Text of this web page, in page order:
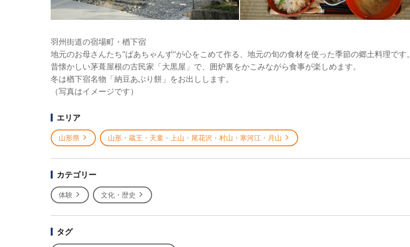
羽州街道の宿場町・楢下宿
地元のお母さんたち“ばあちゃんず”が心をこめて作る、地元の旬の食材を使った季節の郷土料理です。
昔懐かしい茅葺屋根の古民家「大黒屋」で、囲炉裏をかこみながら食事が楽しめます。
冬は楢下宿名物「納豆あぶり餅」をお出しします。
（写真はイメージです）
エリア
山形県 山形・蔵王・天童・上山・尾花沢・村山・寒河江・月山
カテゴリー
体験 文化・歴史
タグ